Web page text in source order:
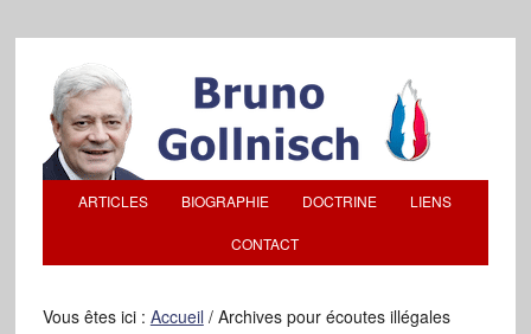
ARTICLES BIOGRAPHIE DOCTRINE LIENS
CONTACT
Vous êtes ici : Accueil /Archives pour écoutes illégales